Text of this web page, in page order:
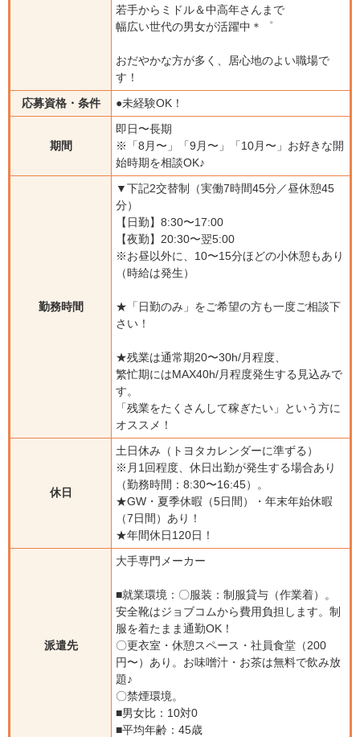
若手からミドル＆中高年さんまで
幅広い世代の男女が活躍中＊゜
おだやかな方が多く、居心地のよい職場で
す！
応募資格・条件
●未経験OK！
期間
即日〜長期
※「8月〜」「9月〜」「10月〜」お好きな開
始時期を相談OK♪
勤務時間
▼下記2交替制（実働7時間45分／昼休憩45
分）
【日勤】8:30〜17:00
【夜勤】20:30〜翌5:00
※お昼以外に、10〜15分ほどの小休憩もあり
（時給は発生）
★「日勤のみ」をご希望の方も一度ご相談下
さい！
★残業は通常期20〜30h/月程度、
繁忙期にはMAX40h/月程度発生する見込みで
す。
「残業をたくさんして稼ぎたい」という方に
オススメ！
休日
土日休み（トヨタカレンダーに準ずる）
※月1回程度、休日出勤が発生する場合あり
（勤務時間：8:30〜16:45）。
★GW・夏季休暇（5日間）・年末年始休暇
（7日間）あり！
★年間休日120日！
派遣先
大手専門メーカー
■就業環境：〇服装：制服貸与（作業着）。
安全靴はジョブコムから費用負担します。制
服を着たまま通勤OK！
〇更衣室・休憩スペース・社員食堂（200
円〜）あり。お味噌汁・お茶は無料で飲み放
題♪
〇禁煙環境。
■男女比：10対0
■平均年齢：45歳